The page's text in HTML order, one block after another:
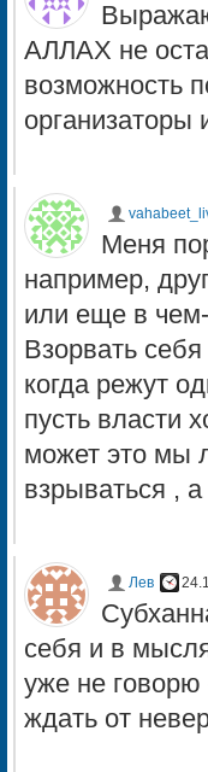
АЛЛАХ не
возможность
Меня
например,
или еще в
Взорвать
когда режут
пусть власти
может это мы
взрываться ,
Лев
себя и в
уже не
ждать от